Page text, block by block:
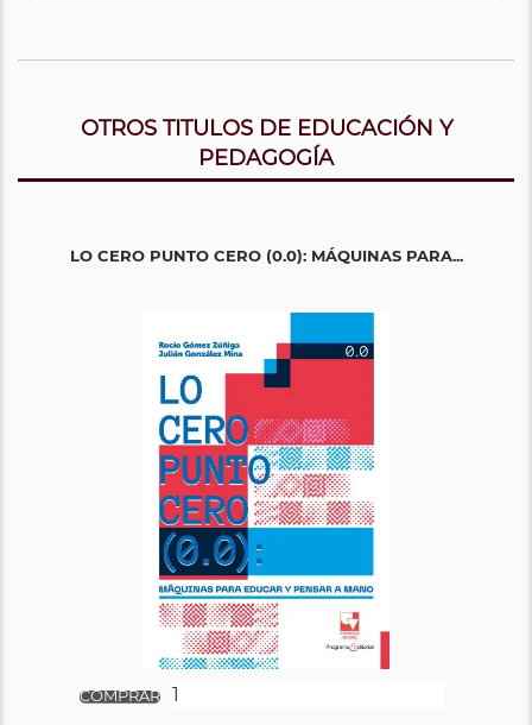
OTROS TITULOS DE EDUCACIÓN Y
PEDAGOGÍA
LO CERO PUNTO CERO (0.0): MÁQUINAS PARA...